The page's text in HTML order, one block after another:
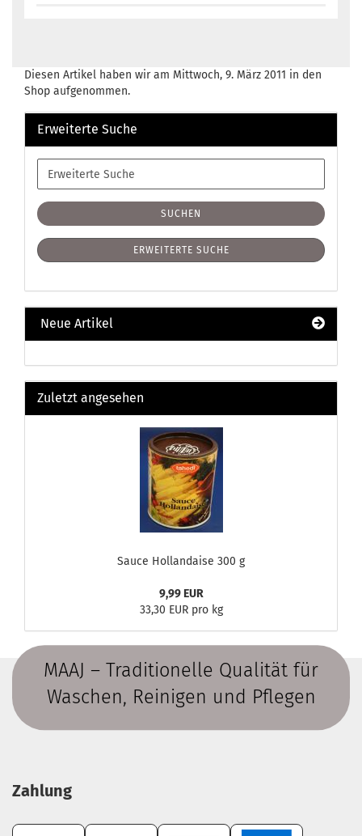
Diesen Artikel haben wir am Mittwoch, 9. März 2011 in den
Shop aufgenommen.
Erweiterte Suche
Erweiterte
Suche
SUCHEN
ERWEITERTE SUCHE
Neue Artikel
Zuletzt angesehen
Sauce Hollandaise 300 g
9,99 EUR
33,30 EUR pro kg
MAAJ – Traditionelle Qualität für
Waschen, Reinigen und Pflegen
Zahlung